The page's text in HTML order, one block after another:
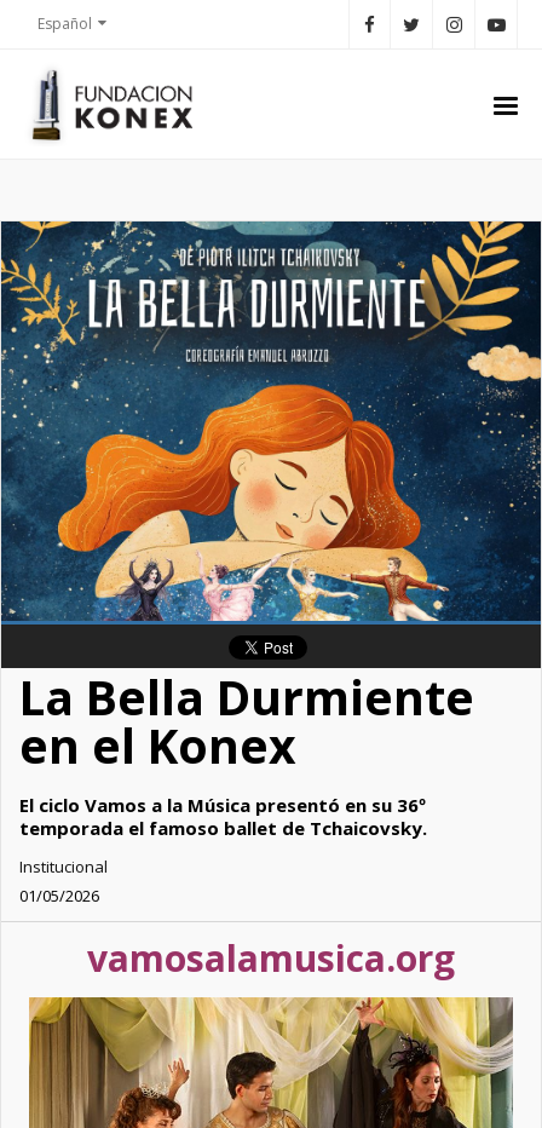
Español
La Bella Durmiente
en el Konex
El ciclo Vamos a la Música presentó en su 36º
temporada el famoso ballet de Tchaicovsky.
Institucional
01/05/2026
vamosalamusica.org